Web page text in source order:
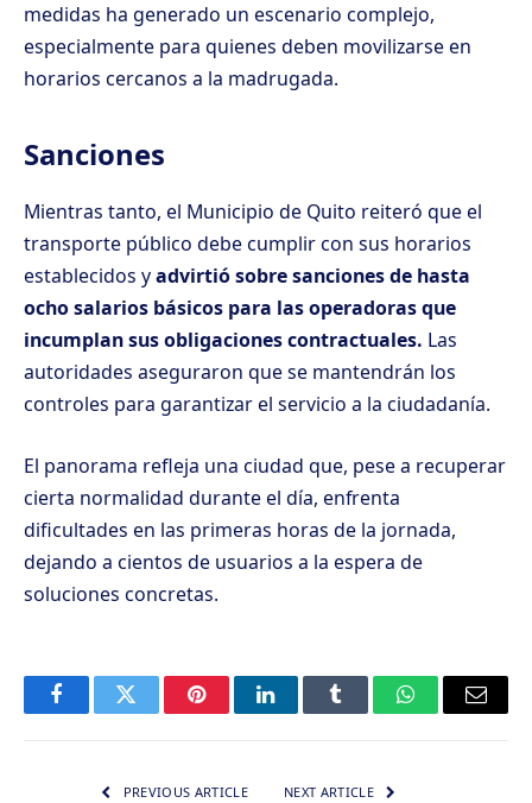
medidas ha generado un escenario complejo,
especialmente para quienes deben movilizarse en
horarios cercanos a la madrugada.
Sanciones
Mientras tanto, el Municipio de Quito reiteró que el
transporte público debe cumplir con sus horarios
establecidos yadvirtió sobre sanciones de hasta
ocho salarios básicos para las operadoras que
incumplan sus obligaciones contractuales. Las
autoridades aseguraron que se mantendrán los
controles para garantizar el servicio a la ciudadanía.
El panorama refleja una ciudad que, pese a recuperar
cierta normalidad durante el día, enfrenta
dificultades en las primeras horas de la jornada,
dejando a cientos de usuarios a la espera de
soluciones concretas.
FacebookTwitter PinterestLinkedInTumblr WhatsAppEmail
PREVIOUS ARTICLE NEXT ARTICLE